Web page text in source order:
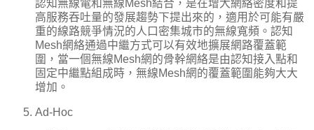
認知無線電和無線Mesh結合，是在增大網絡密度和提
高服務吞吐量的發展趨勢下提出來的，適用於可能有嚴
重的線路競爭情況的人口密集城市的無線寬頻。認知
Mesh網絡通過中繼方式可以有效地擴展網路覆蓋範
圍，當一個無線Mesh網的骨幹網絡是由認知接入點和
固定中繼點組成時，無線Mesh網的覆蓋範圍能夠大大
增加。
Ad-Hoc